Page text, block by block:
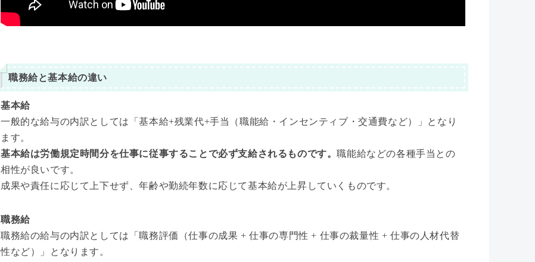
職務給と基本給の違い
基本給
一般的な給与の内訳としては「基本給+残業代+手当（職能給・インセンティブ・交通費など）」となり
ます。
基本給は労働規定時間分を仕事に従事することで必ず支給されるものです。職能給などの各種手当との
相性が良いです。
成果や責任に応じて上下せず、年齢や勤続年数に応じて基本給が上昇していくものです。
職務給
職務給の給与の内訳としては「職務評価（仕事の成果 + 仕事の専門性 + 仕事の裁量性 + 仕事の人材代替
性など）」となります。